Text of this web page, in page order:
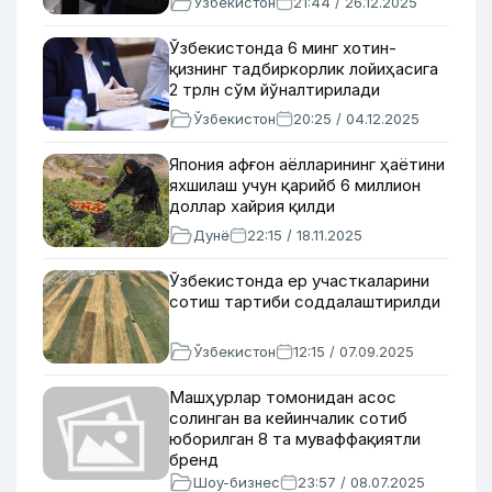
Ўзбекистонда 6 минг хотин-
қизнинг тадбиркорлик лойиҳасига
2 трлн сўм йўналтирилади
Ўзбекистон 20:25 / 04.12.2025
Япония афғон аёлларининг ҳаётини
яхшилаш учун қарийб 6 миллион
доллар хайрия қилди
Дунё 22:15 / 18.11.2025
Ўзбекистонда ер участкаларини
сотиш тартиби соддалаштирилди
Ўзбекистон 12:15 / 07.09.2025
Машҳурлар томонидан асос
солинган ва кейинчалик сотиб
юборилган 8 та муваффақиятли
бренд
Шоу-бизнес 23:57 / 08.07.2025